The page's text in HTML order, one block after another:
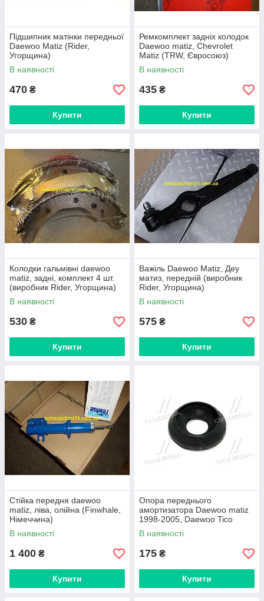
Підшипник матінки передньої
Daewoo Matiz (Rider,
Угорщина)
В наявності
470 ₴
Купити
Ремкомплект задніх колодок
Daewoo matiz, Chevrolet
Matiz (TRW, Євросоюз)
В наявності
435 ₴
Купити
Колодки гальмівні daewoo
matiz, задні, комплект 4 шт.
(виробник Rider, Угорщина)
В наявності
530 ₴
Купити
Важіль Daewoo Matiz, Деу
матиз, передній (виробник
Rider, Угорщина)
В наявності
575 ₴
Купити
Стійка передня daewoo
matiz, ліва, олійна (Finwhale,
Німеччина)
В наявності
1 400 ₴
Купити
Опора переднього
амортизатора Daewoo matiz
1998-2005, Daewoo Tico
1991-2001 (CTR, Південна
Корея)
В наявності
175 ₴
Купити